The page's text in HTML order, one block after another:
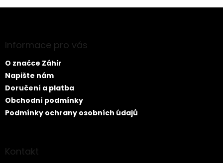
Z
ä
e
Informace pro vás
O značce Záhir
Napište nám
Doručení a platba
Obchodní podmínky
Podmínky ochrany osobních údajů
Kontakt